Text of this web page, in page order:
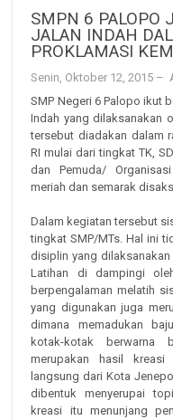
SMPN 6 PALOPO
JALAN INDAH
PROKLAMASI
Senin, Oktober 12, 2015 –
SMP Negeri 6 Palopo ikut
Indah yang dilaksanakan
tersebut diadakan dalam
RI mulai dari tingkat TK,
dan Pemuda/
meriah dan semarak
Dalam kegiatan tersebut
tingkat SMP/MTs. Hal ini
disiplin yang
Latihan di dampingi
berpengalaman melatih
yang digunakan juga
dimana memadukan
kotak-kotak
merupakan hasil
langsung dari Kota
dibentuk menyerupai
kreasi itu menunjang